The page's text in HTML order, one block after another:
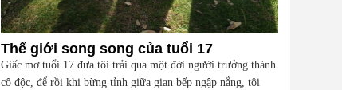
Thế giới song song của tuổi 17
Giấc mơ tuổi 17 đưa tôi trải qua một đời người trưởng thành
cô độc, để rồi khi bừng tỉnh giữa gian bếp ngập nắng, tôi